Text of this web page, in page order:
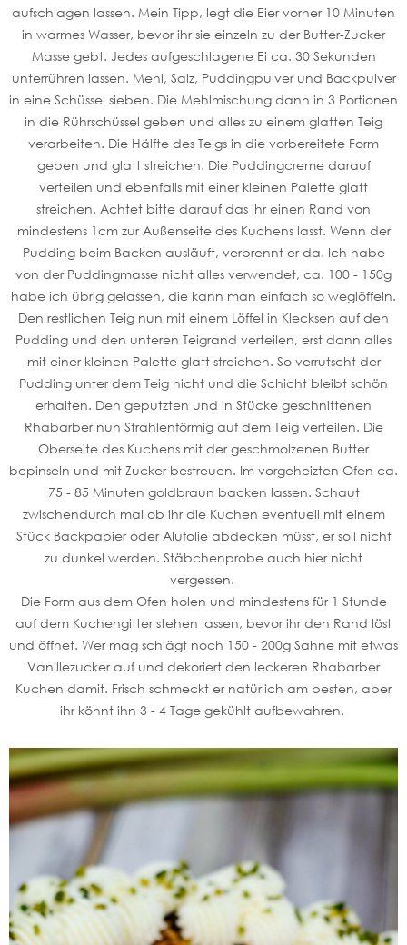
aufschlagen lassen. Mein Tipp, legt die Eier vorher 10 Minuten
in warmes Wasser, bevor ihr sie einzeln zu der Butter-Zucker
Masse gebt. Jedes aufgeschlagene Ei ca. 30 Sekunden
unterrühren lassen. Mehl, Salz, Puddingpulver und Backpulver
in eine Schüssel sieben. Die Mehlmischung dann in 3 Portionen
in die Rührschüssel geben und alles zu einem glatten Teig
verarbeiten. Die Hälfte des Teigs in die vorbereitete Form
geben und glatt streichen. Die Puddingcreme darauf
verteilen und ebenfalls mit einer kleinen Palette glatt
streichen. Achtet bitte darauf das ihr einen Rand von
mindestens 1cm zur Außenseite des Kuchens lasst. Wenn der
Pudding beim Backen ausläuft, verbrennt er da. Ich habe
von der Puddingmasse nicht alles verwendet, ca. 100 - 150g
habe ich übrig gelassen, die kann man einfach so weglöffeln.
Den restlichen Teig nun mit einem Löffel in Klecksen auf den
Pudding und den unteren Teigrand verteilen, erst dann alles
mit einer kleinen Palette glatt streichen. So verrutscht der
Pudding unter dem Teig nicht und die Schicht bleibt schön
erhalten. Den geputzten und in Stücke geschnittenen
Rhabarber nun Strahlenförmig auf dem Teig verteilen. Die
Oberseite des Kuchens mit der geschmolzenen Butter
bepinseln und mit Zucker bestreuen. Im vorgeheizten Ofen ca.
75 - 85 Minuten goldbraun backen lassen. Schaut
zwischendurch mal ob ihr die Kuchen eventuell mit einem
Stück Backpapier oder Alufolie abdecken müsst, er soll nicht
zu dunkel werden. Stäbchenprobe auch hier nicht
vergessen.
Die Form aus dem Ofen holen und mindestens für 1 Stunde
auf dem Kuchengitter stehen lassen, bevor ihr den Rand löst
und öffnet. Wer mag schlägt noch 150 - 200g Sahne mit etwas
Vanillezucker auf und dekoriert den leckeren Rhabarber
Kuchen damit. Frisch schmeckt er natürlich am besten, aber
ihr könnt ihn 3 - 4 Tage gekühlt aufbewahren.